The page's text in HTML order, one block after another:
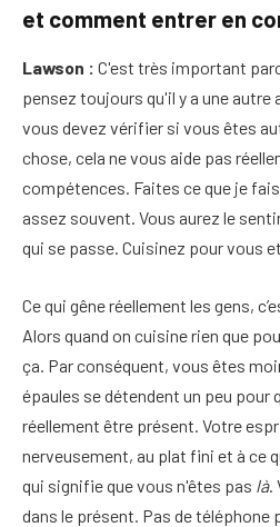
et comment entrer en
Lawson : C'est très important
pensez toujours qu'il y a une autre
vous devez vérifier si vous êtes
chose, cela ne vous aide pas
compétences. Faites ce que je
assez souvent. Vous aurez le
qui se passe. Cuisinez pour vous
Ce qui gêne réellement les gens,
Alors quand on cuisine rien que
ça. Par conséquent, vous êtes
épaules se détendent un peu pour
réellement être présent. Votre
nerveusement, au plat fini et à ce
qui signifie que vous n'êtes pas là.
dans le présent. Pas de téléphone